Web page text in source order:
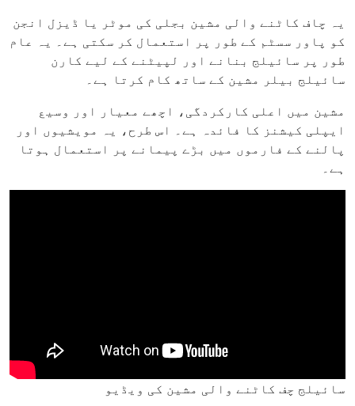
یہ چاف کاٹنے والی مشین بجلی کی موٹر یا ڈیزل انجن
کو پاور سسٹم کے طور پر استعمال کر سکتی ہے۔ یہ عام
طور پر سائیلج بنانے اور لپیٹنے کے لیے کارن
سائیلج بیلر مشین کے ساتھ کام کرتا ہے۔
مشین میں اعلی کارکردگی، اچھے معیار اور وسیع
ایپلی کیشنز کا فائدہ ہے۔ اس طرح، یہ مویشیوں اور
پالنے کے فارموں میں بڑے پیمانے پر استعمال ہوتا
ہے۔
سائیلج چف کاٹنے والی مشین کی ویڈیو